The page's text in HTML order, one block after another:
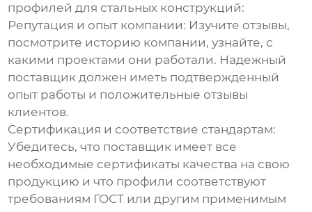
профилей для стальных конструкций:
Репутация и опыт компании: Изучите отзывы,
посмотрите историю компании, узнайте, с
какими проектами они работали. Надежный
поставщик должен иметь подтвержденный
опыт работы и положительные отзывы
клиентов.
Сертификация и соответствие стандартам:
Убедитесь, что поставщик имеет все
необходимые сертификаты качества на свою
продукцию и что профили соответствуют
требованиям ГОСТ или другим применимым